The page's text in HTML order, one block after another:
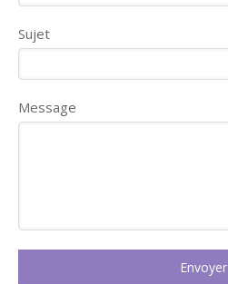
Sujet
Message
Envoyer